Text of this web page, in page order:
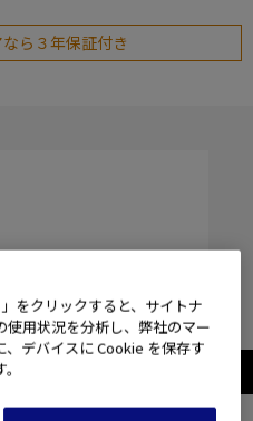
ら３年保証付き
をクリックすると、サイトナ
使用状況を分析し、弊社のマー
デバイスに Cookie を保存す